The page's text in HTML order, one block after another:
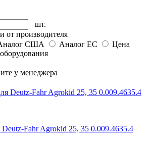
шт.
от производителя
США Аналог ЕС
Цена
у менеджера
Fahr Agrokid 25, 35 0.009.4635.4